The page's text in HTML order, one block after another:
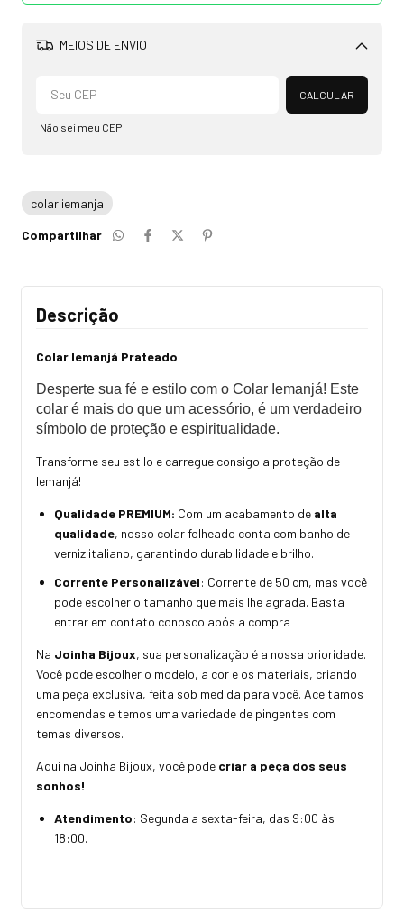
MEIOS DE ENVIO
Alterar CEP
CALCULAR
Não sei meu CEP
colar iemanja
Compartilhar
Descrição
Colar Iemanjá Prateado
Desperte sua fé e estilo com o Colar Iemanjá! Este
colar é mais do que um acessório, é um verdadeiro
símbolo de proteção e espiritualidade.
Transforme seu estilo e carregue consigo a proteção de
Iemanjá!
Qualidade PREMIUM: Com um acabamento de alta
qualidade, nosso colar folheado conta com banho de
verniz italiano, garantindo durabilidade e brilho.
Corrente Personalizável: Corrente de 50 cm, mas você
pode escolher o tamanho que mais lhe agrada. Basta
entrar em contato conosco após a compra
Na Joinha Bijoux, sua personalização é a nossa prioridade.
Você pode escolher o modelo, a cor e os materiais, criando
uma peça exclusiva, feita sob medida para você. Aceitamos
encomendas e temos uma variedade de pingentes com
temas diversos.
Aqui na Joinha Bijoux, você pode criar a peça dos seus
sonhos!
Atendimento: Segunda a sexta-feira, das 9:00 às
18:00.